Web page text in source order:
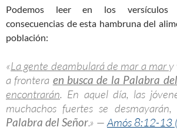
Podemos leer en los versículos
consecuencias de esta hambruna del
población:
«La gente deambulará de mar a mary
a frontera en busca de la Palabra
encontrarán. En aquel día, las
muchachos fuertes se desmayarán,
Palabra del Señor.» —Amós 8:12-13